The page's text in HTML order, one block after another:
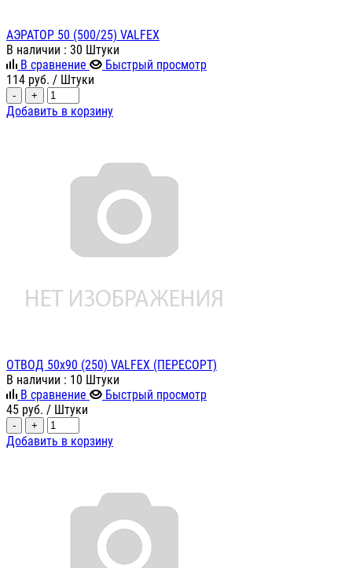
АЭРАТОР 50 (500/25) VALFEX
В наличии : 30 Штуки
В сравнение
Быстрый просмотр
114 руб. / Штуки
- +
Добавить в корзину
ОТВОД 50х90 (250) VALFEX (ПЕРЕСОРТ)
В наличии : 10 Штуки
В сравнение
Быстрый просмотр
45 руб. / Штуки
- +
Добавить в корзину